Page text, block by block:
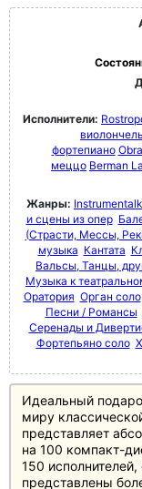
Исполнители:
виолончель
фортепиано
меццо Berman
Жанры:
и сцены из опер
(Страсти, Мессы,
музыка Кантата
Вальсы, Танцы,
Музыка к
Оратория Орган соло
Песни / Романсы
Серенады и
Фортепьяно соло
Идеальный
миру
представляет
на 100 компакт-
150
представлены